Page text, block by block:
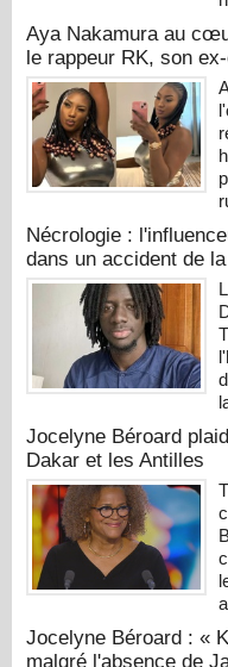
Aya Nakamura au
le rappeur RK, son
Nécrologie :
dans un accident de
Jocelyne Béroard
Dakar et les Antilles
Jocelyne Béroard : «
malgré l'absence de